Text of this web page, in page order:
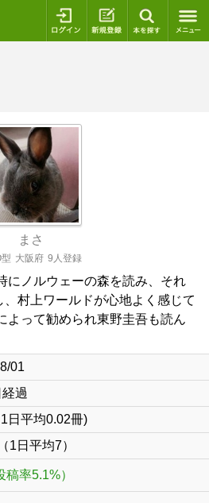
ログイン 新規登録
まさ
大阪府 9人登録
にノルウェーの森を読み、それ
村上ワールドが心地よく感じて
よって勧められ東野圭吾も読ん
01
過
日平均0.02冊)
1日平均7）
稿率5.1%）